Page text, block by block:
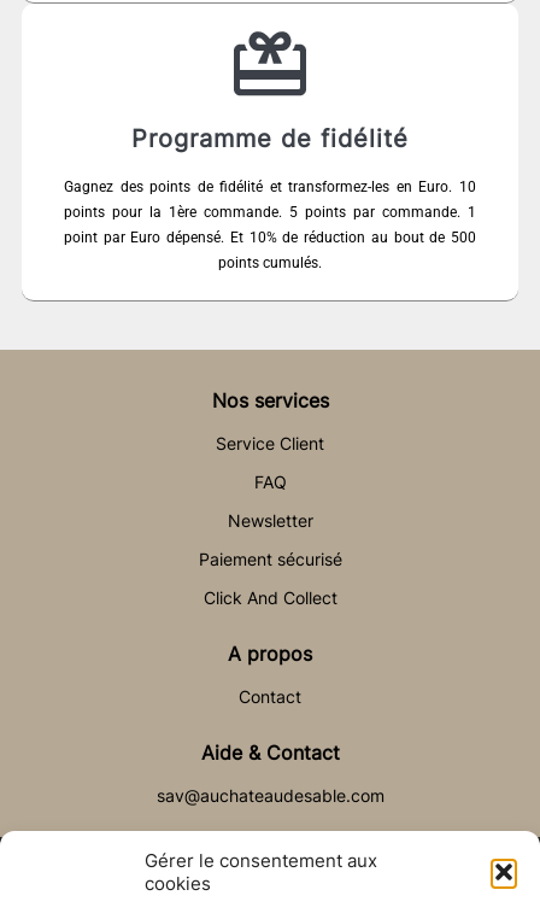
Gérer le consentement aux
cookies
Programme de fidélité
Gagnez des points de fidélité et transformez-les en Euro. 10
points pour la 1ère commande. 5 points par commande. 1
point par Euro dépensé. Et 10% de réduction au bout de 500
points cumulés.
Nos services
Service Client
FAQ
Newsletter
Paiement sécurisé
Click And Collect
A propos
Contact
Aide & Contact
sav@auchateaudesable.com